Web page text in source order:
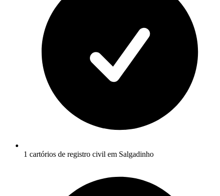
1 cartórios de registro civil em Salgadinho